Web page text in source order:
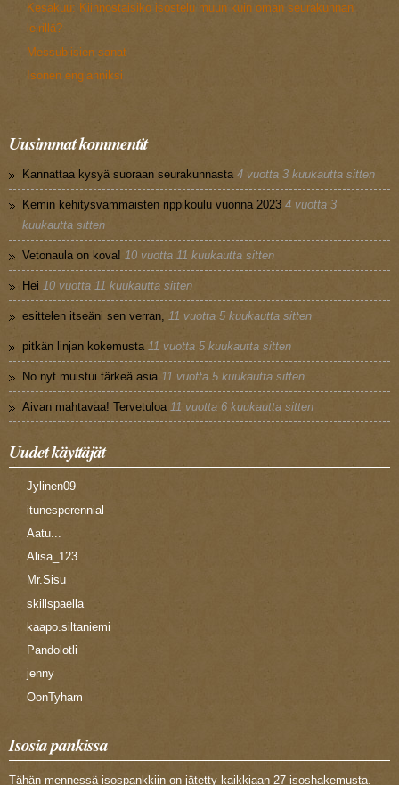
Kesäkuu: Kiinnostaisiko isostelu muun kuin oman seurakunnan
leirillä?
Messubiisien sanat
Isonen englanniksi
Uusimmat kommentit
Kannattaa kysyä suoraan seurakunnasta 4 vuotta 3 kuukautta sitten
Kemin kehitysvammaisten rippikoulu vuonna 2023 4 vuotta 3
kuukautta sitten
Vetonaula on kova! 10 vuotta 11 kuukautta sitten
Hei 10 vuotta 11 kuukautta sitten
esittelen itseäni sen verran, 11 vuotta 5 kuukautta sitten
pitkän linjan kokemusta 11 vuotta 5 kuukautta sitten
No nyt muistui tärkeä asia 11 vuotta 5 kuukautta sitten
Aivan mahtavaa! Tervetuloa 11 vuotta 6 kuukautta sitten
Uudet käyttäjät
Jylinen09
itunesperennial
Aatu...
Alisa_123
Mr.Sisu
skillspaella
kaapo.siltaniemi
Pandolotli
jenny
OonTyham
Isosia pankissa
Tähän mennessä isospankkiin on jätetty kaikkiaan 27 isoshakemusta.